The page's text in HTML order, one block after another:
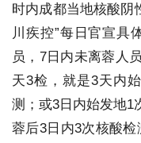
时内成都当地核酸阴
川疾控”每日官宣具
员，7日内未离蓉人
天3检，就是3天内
测；或3日内始发地1
蓉后3日内3次核酸